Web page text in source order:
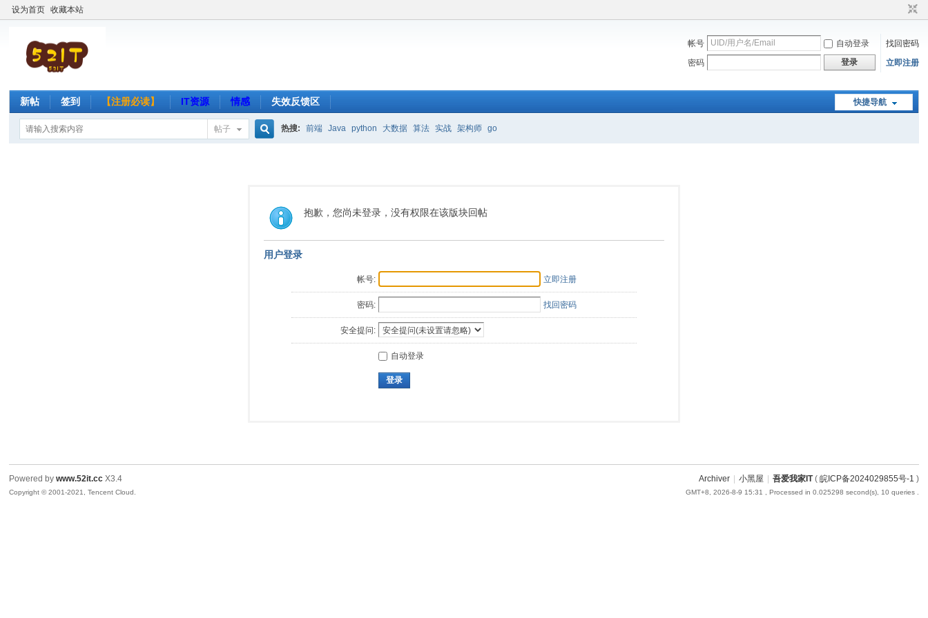
设为首页 收藏本站
帐号 自动登录
找回密码
密码
登录 立即注册
快捷导航
新帖 签到 【注册必读】 IT资源 情感 失效反馈区
帖子 热搜: 前端 Java python 大数据 算法 实战 架构师 go
抱歉，您尚未登录，没有权限在该版块回帖
用户登录
帐号: 立即注册
密码: 找回密码
安全提问:
自动登录
登录
Archiver 小黑屋 吾爱我家IT( 皖ICP备2024029855号-1 )
GMT+8, 2026-8-9 15:31 , Processed in 0.025298 second(s), 10 queries .
Powered bywww.52it.cc X3.4
Copyright © 2001-2021, Tencent Cloud.